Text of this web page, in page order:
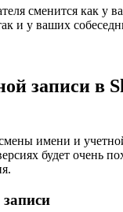
сменится как у
и у ваших
записи в
имени и
будет очень